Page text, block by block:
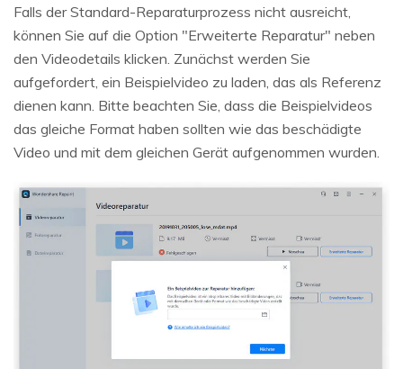
Falls der Standard-Reparaturprozess nicht ausreicht,
können Sie auf die Option "Erweiterte Reparatur" neben
den Videodetails klicken. Zunächst werden Sie
aufgefordert, ein Beispielvideo zu laden, das als Referenz
dienen kann. Bitte beachten Sie, dass die Beispielvideos
das gleiche Format haben sollten wie das beschädigte
Video und mit dem gleichen Gerät aufgenommen wurden.